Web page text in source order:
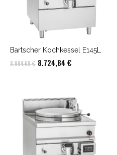
Bartscher Kochkessel E145L
8.994,69€ Ursprünglicher
8.994,69 €
8.724,84 €
8.724,84 €.